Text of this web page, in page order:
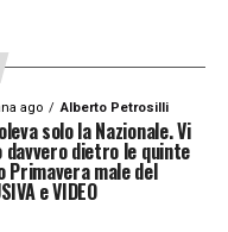
ago Alberto Petrosilli
solo la Nazionale. Vi
davvero dietro le quinte
Primavera male del
e VIDEO